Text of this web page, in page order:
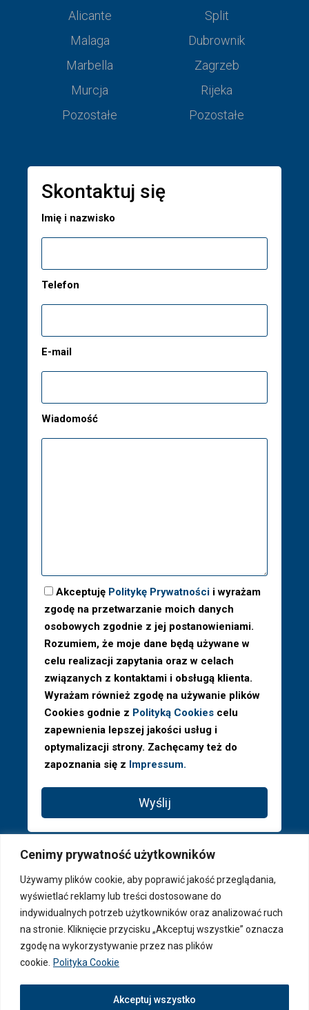
Cenimy prywatność użytkowników
Używamy plików cookie, aby poprawić jakość przeglądania,
wyświetlać reklamy lub treści dostosowane do
indywidualnych potrzeb użytkowników oraz analizować ruch
na stronie. Kliknięcie przycisku „Akceptuj wszystkie” oznacza
zgodę na wykorzystywanie przez nas plików
cookie. Polityka Cookie
Akceptuj wszystko
Alicante
Malaga
Marbella
Murcja
Pozostałe
Split
Dubrownik
Zagrzeb
Rijeka
Pozostałe
Skontaktuj się
Imię i nazwisko
Telefon
E-mail
Wiadomość
Akceptuję Politykę Prywatności i wyrażam
zgodę na przetwarzanie moich danych
osobowych zgodnie z jej postanowieniami.
Rozumiem, że moje dane będą używane w
celu realizacji zapytania oraz w celach
związanych z kontaktami i obsługą klienta.
Wyrażam również zgodę na używanie plików
Cookies godnie z Polityką Cookies celu
zapewnienia lepszej jakości usług i
optymalizacji strony. Zachęcamy też do
zapoznania się z Impressum.
Wyślij